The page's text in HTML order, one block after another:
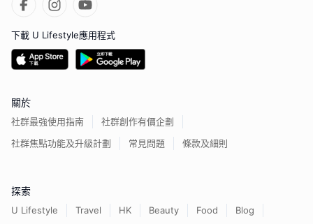
下載 U Lifestyle應用程式
關於
社群最強使用指南
社群創作有價企劃
社群焦點功能及升級計劃
常見問題 條款及細則
探索
U Lifestyle Travel HK Beauty Food Blog